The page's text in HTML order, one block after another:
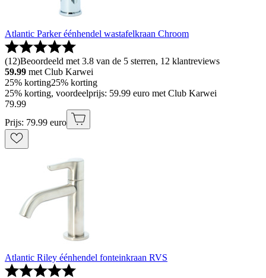
Atlantic Parker éénhendel wastafelkraan Chroom
(12)Beoordeeld met 3.8 van de 5 sterren, 12 klantreviews
59.99 met Club Karwei
25% korting25% korting
25% korting, voordeelprijs: 59.99 euro met Club Karwei
79.99
Prijs: 79.99 euro
Atlantic Riley éénhendel fonteinkraan RVS